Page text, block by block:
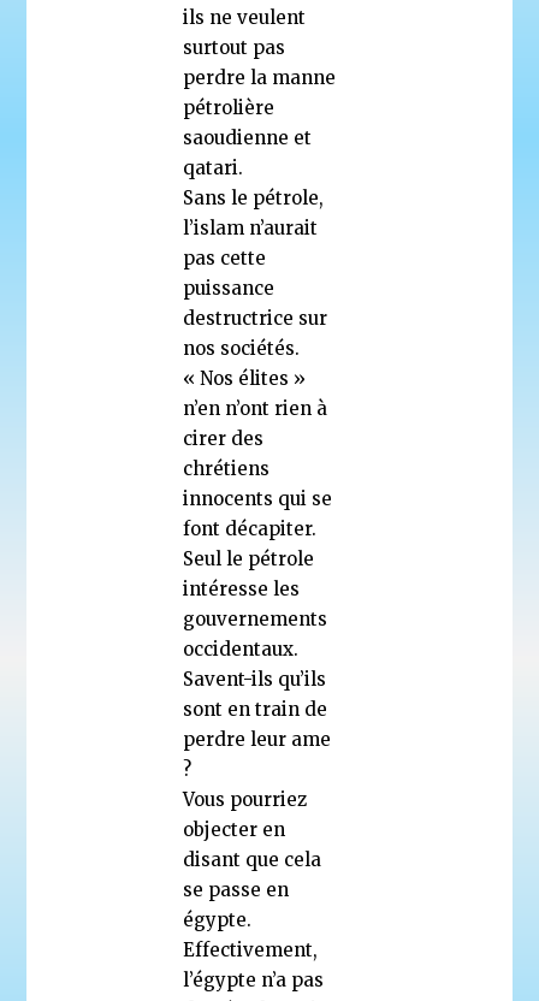
ils ne veulent
surtout pas
perdre la manne
pétrolière
saoudienne et
qatari.
Sans le pétrole,
l’islam n’aurait
pas cette
puissance
destructrice sur
nos sociétés.
« Nos élites »
n’en n’ont rien à
cirer des
chrétiens
innocents qui se
font décapiter.
Seul le pétrole
intéresse les
gouvernements
occidentaux.
Savent-ils qu’ils
sont en train de
perdre leur ame
?
Vous pourriez
objecter en
disant que cela
se passe en
égypte.
Effectivement,
l’égypte n’a pas